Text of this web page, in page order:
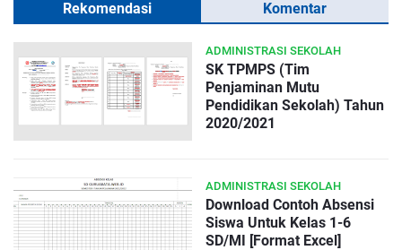
Rekomendasi Komentar
ADMINISTRASI SEKOLAH
SK TPMPS (Tim
Penjaminan Mutu
Pendidikan Sekolah) Tahun
2020/2021
ADMINISTRASI SEKOLAH
Download Contoh Absensi
Siswa Untuk Kelas 1-6
SD/MI [Format Excel]